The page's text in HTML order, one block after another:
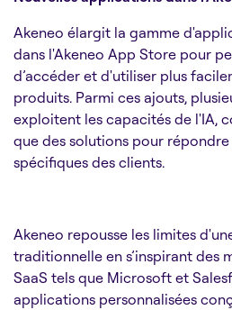
Akeneo élargit la gamme
dans l'Akeneo App Store pour
d’accéder et d'utiliser plus
produits. Parmi ces ajouts,
exploitent les capacités de l'IA,
que des solutions pour répondre
spécifiques des clients.
Akeneo repousse les limites
traditionnelle en s’inspirant des
SaaS tels que Microsoft et
applications personnalisées